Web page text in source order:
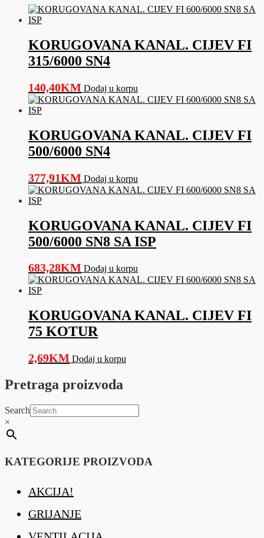
količina
KORUGOVANA KANAL. CIJEV FI
315/6000 SN4
140,40KM Dodaj u korpu
KORUGOVANA KANAL. CIJEV FI
500/6000 SN4
377,91KM Dodaj u korpu
KORUGOVANA KANAL. CIJEV FI
500/6000 SN8 SA ISP
683,28KM Dodaj u korpu
KORUGOVANA KANAL. CIJEV FI
75 KOTUR
2,69KM Dodaj u korpu
Pretraga proizvoda
Search
×
KATEGORIJE PROIZVODA
AKCIJA!
GRIJANJE